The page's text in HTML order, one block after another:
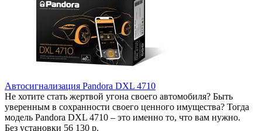
Автосигнализация Pandora DXL 4710
Не хотите стать жертвой угона своего автомобиля? Быть
уверенным в сохранности своего ценного имущества? Тогда
модель Pandora DXL 4710 – это именно то, что вам нужно.
Без установки 56 130 р.